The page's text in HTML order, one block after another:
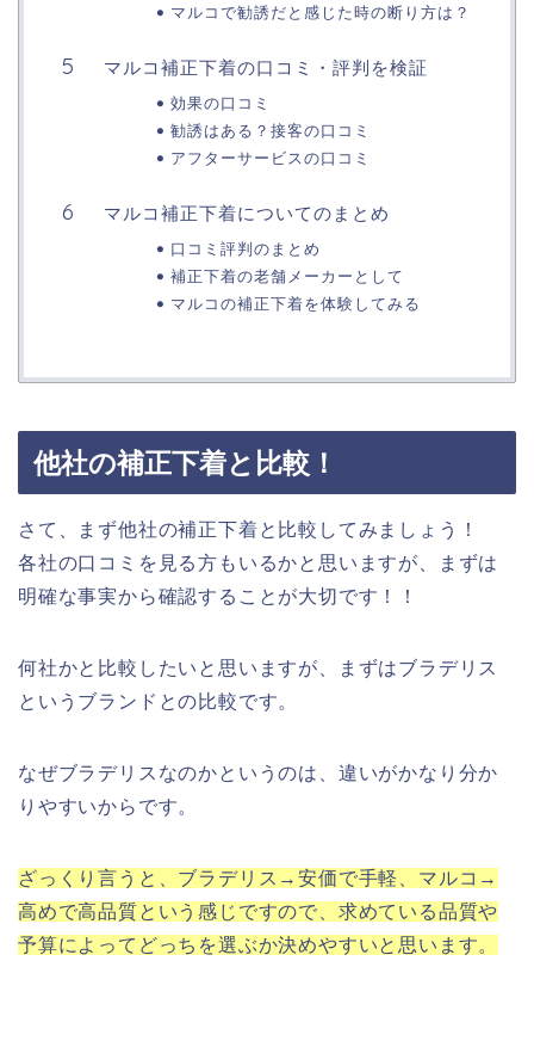
マルコで勧誘だと感じた時の断り方は？
マルコ補正下着の口コミ・評判を検証
効果の口コミ
勧誘はある？接客の口コミ
アフターサービスの口コミ
マルコ補正下着についてのまとめ
口コミ評判のまとめ
補正下着の老舗メーカーとして
マルコの補正下着を体験してみる
他社の補正下着と比較！
さて、まず他社の補正下着と比較してみましょう！
各社の口コミを見る方もいるかと思いますが、まずは
明確な事実から確認することが大切です！！
何社かと比較したいと思いますが、まずはブラデリス
というブランドとの比較です。
なぜブラデリスなのかというのは、違いがかなり分か
りやすいからです。
ざっくり言うと、ブラデリス→安価で手軽、マルコ→
高めで高品質という感じですので、求めている品質や
予算によってどっちを選ぶか決めやすいと思います。